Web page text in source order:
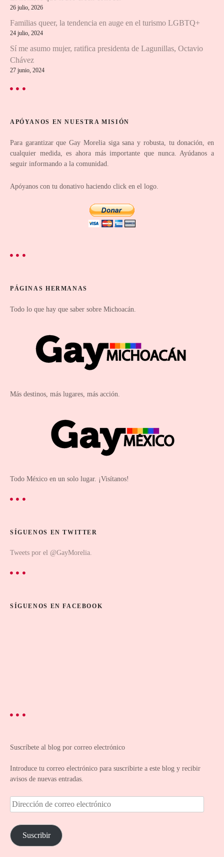
d
e
e
n
r
a
d
a
26 julio, 2026
Familias queer, la tendencia en auge en el turismo LGBTQ+
24 julio, 2024
Sí me asumo mujer, ratifica presidenta de Lagunillas, Octavio
Chávez
27 junio, 2024
APÓYANOS EN NUESTRA MISIÓN
Para garantizar que Gay Morelia siga sana y robusta, tu donación, en
cualquier medida, es ahora más importante que nunca. Ayúdanos a
seguir informando a la comunidad.
Apóyanos con tu donativo haciendo click en el logo.
PÁGINAS HERMANAS
Todo lo que hay que saber sobre Michoacán.
Más destinos, más lugares, más acción.
Todo México en un solo lugar. ¡Visítanos!
SÍGUENOS EN TWITTER
Tweets por el @GayMorelia.
SÍGUENOS EN FACEBOOK
Suscríbete al blog por correo electrónico
Introduce tu correo electrónico para suscribirte a este blog y recibir
avisos de nuevas entradas.
D
i
e
c
Suscribir